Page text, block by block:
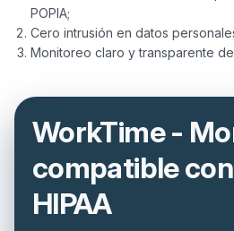
POPIA;
Cero intrusión en datos
Monitoreo claro y transparente
WorkTime -
compatible con
HIPAA